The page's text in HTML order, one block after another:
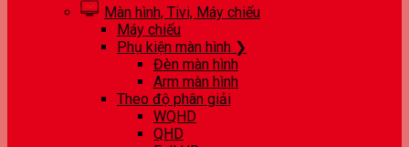
Màn hình, Tivi, Máy chiếu
Máy chiếu
Phụ kiện màn hình ❯
Đèn màn hình
Arm màn hình
Theo độ phân giải
WQHD
QHD